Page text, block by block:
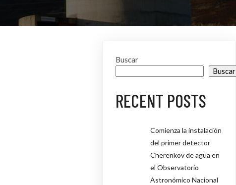
Buscar
Buscar
RECENT POSTS
Comienza la instalación
del primer detector
Cherenkov de agua en
el Observatorio
Astronómico Nacional